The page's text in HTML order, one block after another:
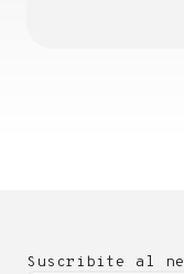
Suscribite al